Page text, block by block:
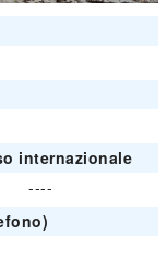
internazionale
----